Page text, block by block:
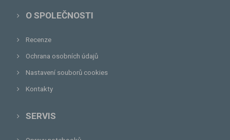
O SPOLEČNOSTI
Recenze
Ochrana osobních údajů
Nastavení souborů cookies
Kontakty
SERVIS